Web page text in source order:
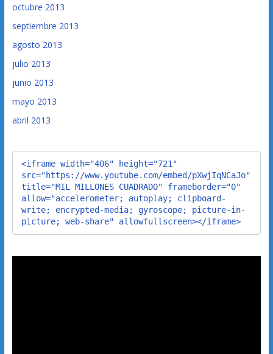
octubre 2013
septiembre 2013
agosto 2013
julio 2013
junio 2013
mayo 2013
abril 2013
<iframe width="406" height="721"
src="https://www.youtube.com/embed/pXwjIqNCaJo"
title="MIL MILLONES CUADRADO" frameborder="0"
allow="accelerometer; autoplay; clipboard-
write; encrypted-media; gyroscope; picture-in-
picture; web-share" allowfullscreen></iframe>